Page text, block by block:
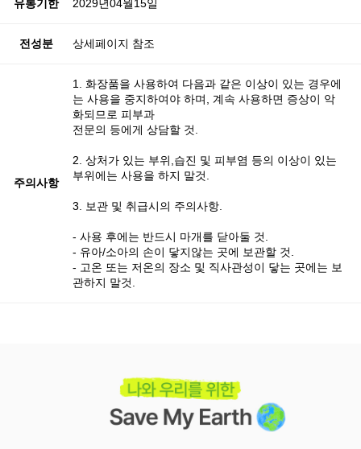
유통기한 2029년04월15일
전성분 상세페이지 참조
주의사항
1. 화장품을 사용하여 다음과 같은 이상이 있는 경우에
는 사용을 중지하여야 하며, 계속 사용하면 증상이 악
화되므로 피부과
전문의 등에게 상담할 것.
2. 상처가 있는 부위,습진 및 피부염 등의 이상이 있는
부위에는 사용을 하지 말것.
3. 보관 및 취급시의 주의사항.
- 사용 후에는 반드시 마개를 닫아둘 것.
- 유아/소아의 손이 닿지않는 곳에 보관할 것.
- 고온 또는 저온의 장소 및 직사관성이 닿는 곳에는 보
관하지 말것.